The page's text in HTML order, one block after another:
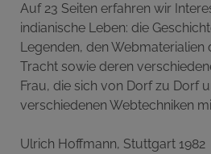
Auf 23 Seiten erfahren wir
indianische Leben: die
Legenden, den Webmaterialien
Tracht sowie deren
Frau, die sich von Dorf zu Dorf
verschiedenen Webtechniken
Ulrich Hoffmann, Stuttgart 1982